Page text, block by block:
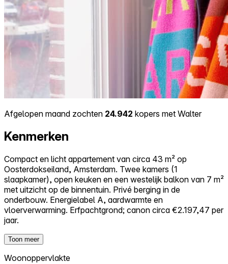
Afgelopen maand zochten 24.942 kopers met Walter
Kenmerken
Compact en licht appartement van circa 43 m² op
Oosterdokseiland, Amsterdam. Twee kamers (1
slaapkamer), open keuken en een westelijk balkon van 7 m²
met uitzicht op de binnentuin. Privé berging in de
onderbouw. Energielabel A, aardwarmte en
vloerverwarming. Erfpachtgrond; canon circa €2.197,47 per
jaar.
Toon meer
Woonoppervlakte